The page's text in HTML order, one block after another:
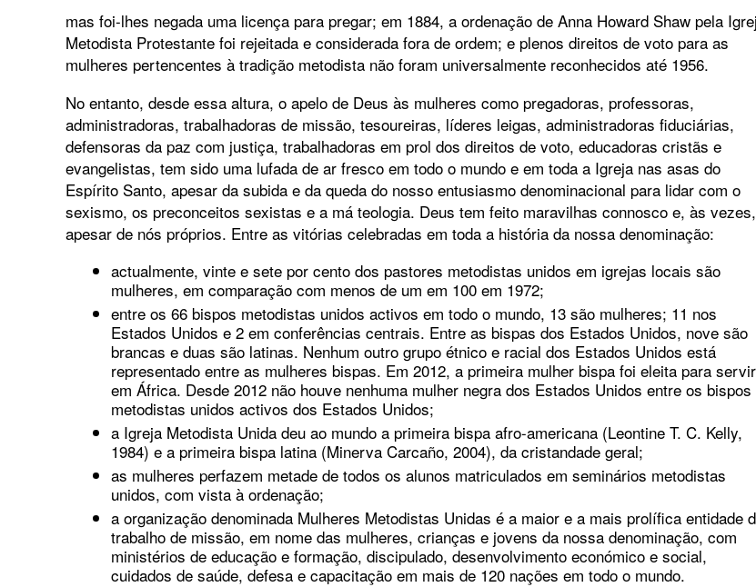
mas foi-lhes negada uma licença para pregar; em 1884, a ordenação de Anna Howard Shaw pela
Metodista Protestante foi rejeitada e considerada fora de ordem; e plenos direitos de voto para as
mulheres pertencentes à tradição metodista não foram universalmente reconhecidos até 1956.
No entanto, desde essa altura, o apelo de Deus às mulheres como pregadoras, professoras,
administradoras, trabalhadoras de missão, tesoureiras, líderes leigas, administradoras fiduciárias,
defensoras da paz com justiça, trabalhadoras em prol dos direitos de voto, educadoras cristãs e
evangelistas, tem sido uma lufada de ar fresco em todo o mundo e em toda a Igreja nas asas do
Espírito Santo, apesar da subida e da queda do nosso entusiasmo denominacional para lidar com o
sexismo, os preconceitos sexistas e a má teologia. Deus tem feito maravilhas connosco e, às vezes,
apesar de nós próprios. Entre as vitórias celebradas em toda a história da nossa denominação:
actualmente, vinte e sete por cento dos pastores metodistas unidos em igrejas locais são
mulheres, em comparação com menos de um em 100 em 1972;
entre os 66 bispos metodistas unidos activos em todo o mundo, 13 são mulheres; 11 nos
Estados Unidos e 2 em conferências centrais. Entre as bispas dos Estados Unidos, nove são
brancas e duas são latinas. Nenhum outro grupo étnico e racial dos Estados Unidos está
representado entre as mulheres bispas. Em 2012, a primeira mulher bispa foi eleita para servir
em África. Desde 2012 não houve nenhuma mulher negra dos Estados Unidos entre os bispos
metodistas unidos activos dos Estados Unidos;
a Igreja Metodista Unida deu ao mundo a primeira bispa afro-americana (Leontine T. C. Kelly,
1984) e a primeira bispa latina (Minerva Carcaño, 2004), da cristandade geral;
as mulheres perfazem metade de todos os alunos matriculados em seminários metodistas
unidos, com vista à ordenação;
a organização denominada Mulheres Metodistas Unidas é a maior e a mais prolífica entidade
trabalho de missão, em nome das mulheres, crianças e jovens da nossa denominação, com
ministérios de educação e formação, discipulado, desenvolvimento económico e social,
cuidados de saúde, defesa e capacitação em mais de 120 nações em todo o mundo.